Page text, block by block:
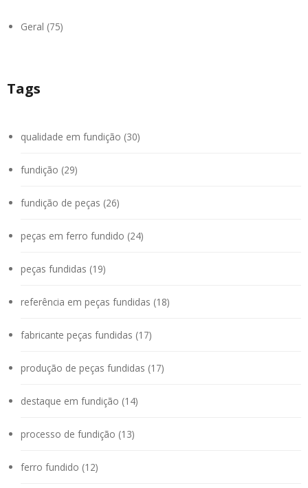
Geral (75)
Tags
qualidade em fundição (30)
fundição (29)
fundição de peças (26)
peças em ferro fundido (24)
peças fundidas (19)
referência em peças fundidas (18)
fabricante peças fundidas (17)
produção de peças fundidas (17)
destaque em fundição (14)
processo de fundição (13)
ferro fundido (12)